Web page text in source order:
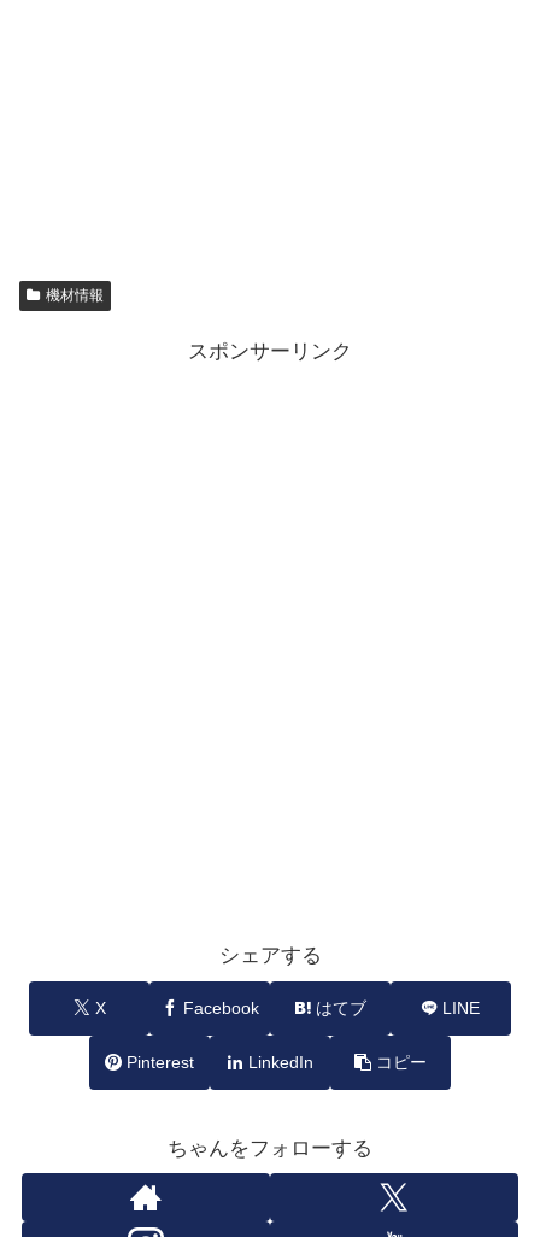
機材情報
スポンサーリンク
シェアする
X Facebook はてブ LINE
Pinterest LinkedIn コピー
ちゃんをフォローする